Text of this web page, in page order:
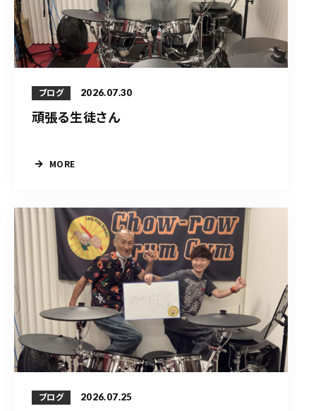
ブログ 2026.07.30
頑張る生徒さん
MORE
ブログ 2026.07.25